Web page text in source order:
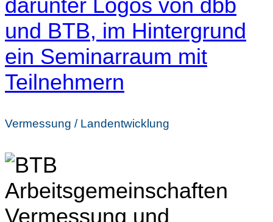
Vermessung / Landentwicklung